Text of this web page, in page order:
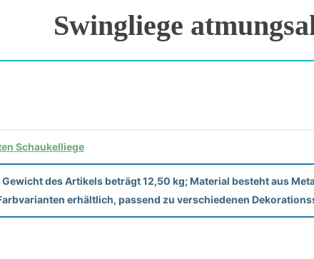
Swingliege
Schaukelliege
des Artikels beträgt 12,50 kg; Material besteht aus
erhältlich, passend zu verschiedenen